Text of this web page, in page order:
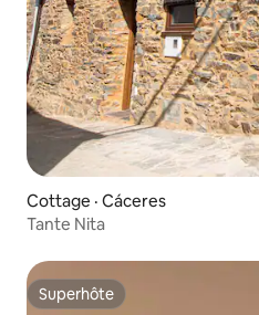
Cottage · Cáceres‎
Tante Nita
Superhôte
Superhôte